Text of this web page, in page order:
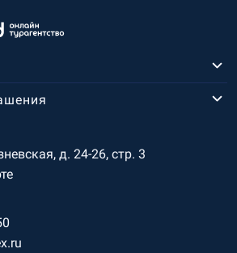
д. 24-26, стр. 3